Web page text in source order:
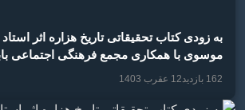
به زودی کتاب تحقیقاتی تاریخ هزاره اثر
موسوی با همکاری مجمع فرهنگی اجتماعی
گردد2
162 بازدید 12 عقرب 1403